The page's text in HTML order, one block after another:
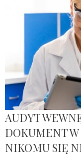
AUDYT
DOKUMENT
NIKOMU SIĘ